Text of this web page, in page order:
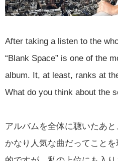
After taking a listen to the
“Blank Space” is one of the
album. It, at least, ranks at
What do you think about the
アルバムを全体に聴いたあ
かなり人気な曲だってこと